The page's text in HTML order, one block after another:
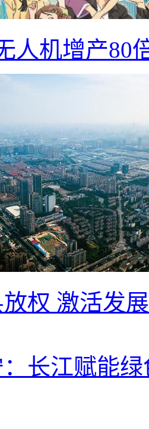
人机增产80
权 激活发
长江赋能